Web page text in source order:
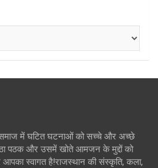
समाज में घटित घटनाओं को सच्चे और अच्छे
पठक और उसमें खोते आमजन के मुद्दों को
स्वागत है!राजस्थान की संस्कृति, कला,